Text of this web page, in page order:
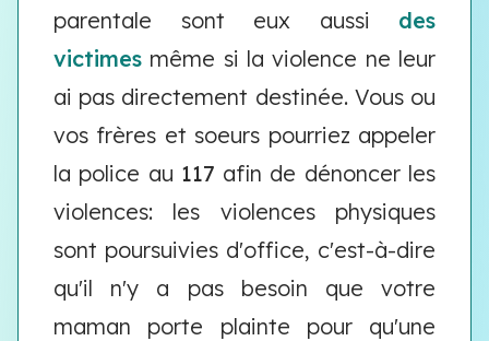
parentale sont eux aussi des
victimes même si la violence ne leur
ai pas directement destinée. Vous ou
vos frères et soeurs pourriez appeler
la police au 117 afin de dénoncer les
violences: les violences physiques
sont poursuivies d'office, c'est-à-dire
qu'il n'y a pas besoin que votre
maman porte plainte pour qu'une